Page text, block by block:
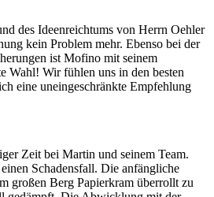
des Ideenreichtums von Herrn Oehler
kein Problem mehr. Ebenso bei der
ist Mofino mit seinem
Wahl! Wir fühlen uns in den besten
eine uneingeschränkte Empfehlung
Zeit bei Martin und seinem Team.
Schadensfall. Die anfängliche
großen Berg Papierkram überrollt zu